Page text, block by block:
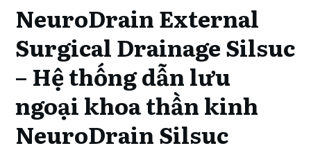
NeuroDrain External
Surgical Drainage Silsuc
– Hệ thống dẫn lưu
ngoại khoa thần kinh
NeuroDrain Silsuc